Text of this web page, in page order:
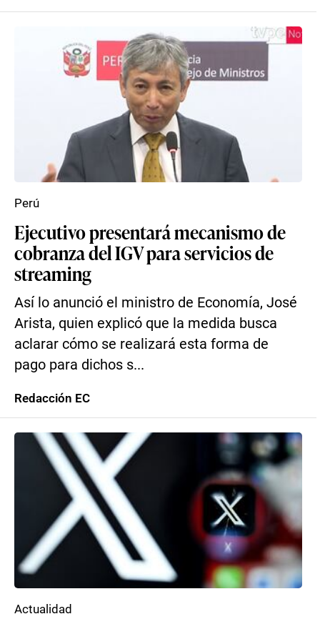
Ejecutivo presentará mecanismo de
cobranza del IGV para servicios de
streaming
Así lo anunció el ministro de Economía, José
Arista, quien explicó que la medida busca
aclarar cómo se realizará esta forma de
pago para dichos s...
Perú
Redacción EC
Actualidad